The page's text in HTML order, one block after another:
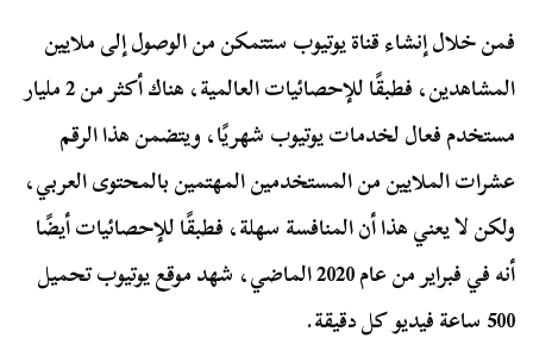
فمن خلال إنشاء قناة يوتيوب ستتمكن من الوصول إلى ملايين
المشاهدين، فطبقًا للإحصائيات العالمية، هناك أكثر من 2 مليار
مستخدم فعال لخدمات يوتيوب شهريًا، ويتضمن هذا الرقم
عشرات الملايين من المستخدمين المهتمين بالمحتوى العربي،
ولكن لا يعني هذا أن المنافسة سهلة، فطبقًا للإحصائيات أيضًا
أنه في فبراير من عام 2020 الماضي، شهد موقع يوتيوب تحميل
500 ساعة فيديو كل دقيقة.